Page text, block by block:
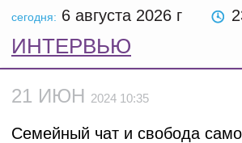
сегодня: 6 августа 2026 г
ИНТЕРВЬЮ
21 ИЮН 2024 10:35
Семейный чат и свобода